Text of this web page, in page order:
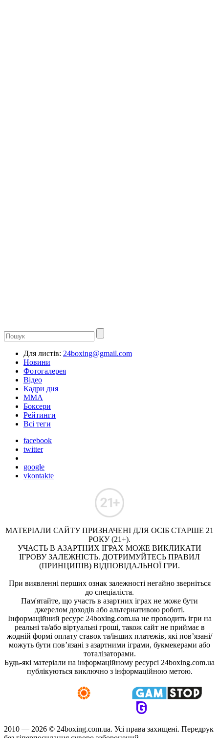
Для листів: 24boxing@gmail.com
Новини
Фотогалерея
Відео
Кадри дня
ММА
Боксери
Рейтинги
Всі теги
facebook
twitter
google
vkontakte
МАТЕРІАЛИ САЙТУ ПРИЗНАЧЕНІ ДЛЯ ОСІБ СТАРШЕ 21
РОКУ (21+).
УЧАСТЬ В АЗАРТНИХ ІГРАХ МОЖЕ ВИКЛИКАТИ
ІГРОВУ ЗАЛЕЖНІСТЬ. ДОТРИМУЙТЕСЬ ПРАВИЛ
(ПРИНЦИПІВ) ВІДПОВІДАЛЬНОЇ ГРИ.
При виявленні перших ознак залежності негайно зверніться
до спеціаліста.
Пам'ятайте, що участь в азартних іграх не може бути
джерелом доходів або альтернативою роботі.
Інформаційний ресурс 24boxing.com.ua не проводить ігри на
реальні та/або віртуальні гроші, також сайт не приймає в
жодній формі оплату ставок та/інших платежів, які пов’язані/
можуть бути пов’язані з азартними іграми, букмекерами або
тоталізаторами.
Будь-які матеріали на інформаційному ресурсі 24boxing.com.ua
публікуються виключно з інформаційною метою.
2010 — 2026 © 24boxing.com.ua. Усi права захищенi. Передрук